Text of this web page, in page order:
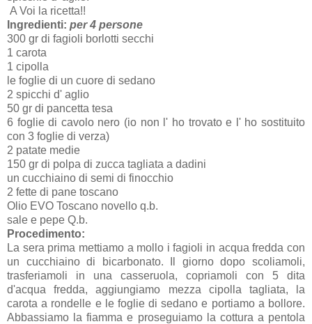
A Voi la ricetta!!
Ingredienti: per 4 persone
300 gr di fagioli borlotti secchi
1 carota
1 cipolla
le foglie di un cuore di sedano
2 spicchi d' aglio
50 gr di pancetta tesa
6 foglie di cavolo nero (io non l' ho trovato e l' ho sostituito
con 3 foglie di verza)
2 patate medie
150 gr di polpa di zucca tagliata a dadini
un cucchiaino di semi di finocchio
2 fette di pane toscano
Olio EVO Toscano novello q.b.
sale e pepe Q.b.
Procedimento:
La sera prima mettiamo a mollo i fagioli in acqua fredda con
un cucchiaino di bicarbonato. Il giorno dopo scoliamoli,
trasferiamoli in una casseruola, copriamoli con 5 dita
d'acqua fredda, aggiungiamo mezza cipolla tagliata, la
carota a rondelle e le foglie di sedano e portiamo a bollore.
Abbassiamo la fiamma e proseguiamo la cottura a pentola